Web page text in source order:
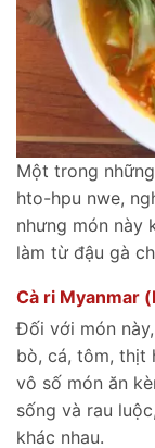
Một trong
hto-hpu nwe,
nhưng món này
làm từ đậu gà
Cà ri Myanmar
Đối với món
bò, cá, tôm, thịt
vô số món ăn
sống và rau
khác nhau.